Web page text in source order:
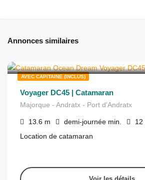
Annonces similaires
AVEC CAPITAINE (INCLUS)
Voyager DC45 | Catamaran
Majorque - Andratx - Port d'Andratx
13.6 m demi-journée min. 12
Location de catamaran